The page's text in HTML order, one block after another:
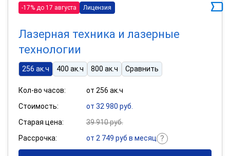
-17% до 17 августа Лицензия
Лазерная техника и лазерные
технологии
256 ак.ч 400 ак.ч 800 ак.ч Сравнить
Кол-во часов:
от 256 ак.ч
Стоимость:
от 32 980 руб.
Старая цена:
39 910 руб.
Рассрочка:
от 2 749 руб в месяц